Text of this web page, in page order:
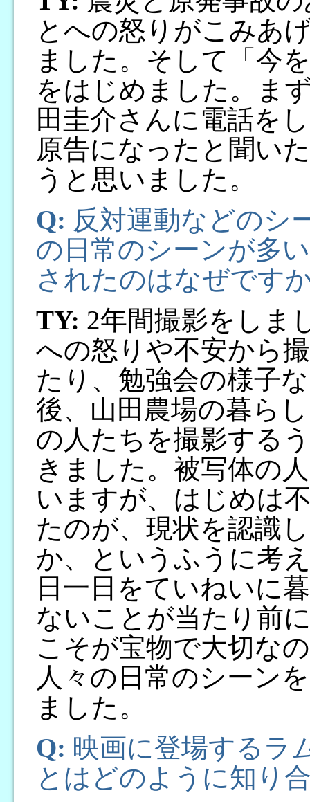
とへの怒りがこみあ
ました。そして「今
をはじめました。ま
田圭介さんに電話を
原告になったと聞い
うと思いました。
Q: 反対運動などのシ
の日常のシーンが多
されたのはなぜです
TY: 2年間撮影をしま
への怒りや不安から
たり、勉強会の様子
後、山田農場の暮ら
の人たちを撮影する
きました。被写体の
いますが、はじめは
たのが、現状を認識
か、というふうに考
日一日をていねいに
ないことが当たり前
こそが宝物で大切な
人々の日常のシーン
ました。
Q: 映画に登場するラ
とはどのように知り